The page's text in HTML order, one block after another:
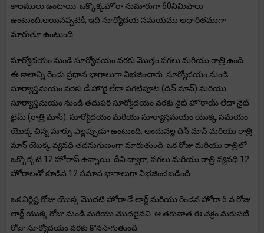
కాలములు ఉంటాయి. ఒక్కొక్కహోరా సుమారుగా 60నిమిషాలు
ఉంటుంది.అయినప్పటికీ, ఇది సూర్యోదయ సమయము ఆధారితముగా
మారుతూ ఉంటుంది.
సూర్యోదయం నుండి సూర్యోదయం వరకు మొత్తం పగలు మరియు రాత్రి ఉంది.
ఈ కాలాన్ని రెండు ప్రధాన భాగాలుగా విభజించారు. సూర్యోదయం నుండి
సూర్యాస్తమయం వరకు డే హొరై లేదా పగటిపూట (దిన్ మాన్) మరియు
సూర్యాస్తమయం నుండి తదుపరి సూర్యోదయం వరకు నైట్ హోరాయ్ లేదా నైట్
టైమ్ (రాత్రి మాన్). సూర్యోదయం మరియు సూర్యాస్తమయం యొక్క సమయం
యొక్క చిన్న మార్పు ఎల్లప్పుడూ ఉంటుంది, అందువల్ల దిన్ మాన్ మరియు రాత్రి
మాన్ యొక్క వ్యవధి తదనుగుణంగా మారుతుంది. ఒక రోజు మరియు రాత్రిలో
ఒక్కొక్కటి 12 హోరాస్ ఉన్నాయి. దీని ద్వారా, పగలు మరియు రాత్రి వ్యవధి 12
హోరాలతో కూడిన 12 సమాన భాగాలుగా విభజించబడింది.
ఒక నిర్దిష్ట రోజు యొక్క మొదటి హోరా డే లార్డ్ మరియు రెండవ హోరా 6 వ రోజు
లార్డ్ యొక్క రోజు నుండి మరియు మొదలైనవి. ఆ తరువాత ఈ చక్రం మరుసటి
రోజు సూర్యోదయం వరకు కొనసాగుతుంది.